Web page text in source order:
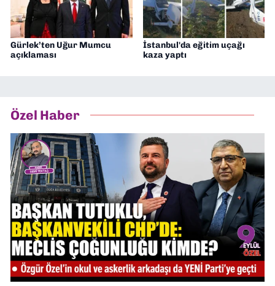
Gürlek’ten Uğur Mumcu
açıklaması
İstanbul'da eğitim uçağı
kaza yaptı
Özel Haber